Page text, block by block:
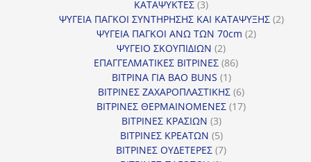
ΚΑΤΑΨΥΚΤΕΣ 33
προϊόντα
ΨΥΓΕΙΑ ΠΑΓΚΟΙ ΣΥΝΤΗΡΗΣΗΣ ΚΑΙ ΚΑΤΑΨΥΞΗΣ 22
ΨΥΓΕΙΑ ΠΑΓΚΟΙ ΑΝΩ ΤΩΝ 70cm 22
ΨΥΓΕΙΟ ΣΚΟΥΠΙΔΙΩΝ 22
προϊόντα
ΕΠΑΓΓΕΛΜΑΤΙΚΕΣ ΒΙΤΡΙΝΕΣ 8686
ΒΙΤΡΙΝΑ ΓΙΑ BAO BUNS 11
προϊόν
ΒΙΤΡΙΝΕΣ ΖΑΧΑΡΟΠΛΑΣΤΙΚΗΣ 66
προϊόντα
ΒΙΤΡΙΝΕΣ ΘΕΡΜΑΙΝΟΜΕΝΕΣ 1717
ΒΙΤΡΙΝΕΣ ΚΡΑΣΙΩΝ 33
προϊόντα
ΒΙΤΡΙΝΕΣ ΚΡΕΑΤΩΝ 55
προϊόντα
ΒΙΤΡΙΝΕΣ ΟΥΔΕΤΕΡΕΣ 77